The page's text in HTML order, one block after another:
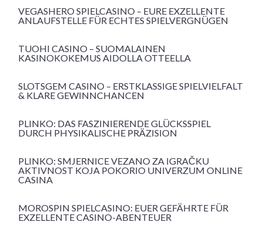
VEGASHERO SPIELCASINO – EURE EXZELLENTE
ANLAUFSTELLE FÜR ECHTES SPIELVERGNÜGEN
TUOHI CASINO – SUOMALAINEN
KASINOKOKEMUS AIDOLLA OTTEELLA
SLOTSGEM CASINO – ERSTKLASSIGE SPIELVIELFALT
& KLARE GEWINNCHANCEN
PLINKO: DAS FASZINIERENDE GLÜCKSSPIEL
DURCH PHYSIKALISCHE PRÄZISION
PLINKO: SMJERNICE VEZANO ZA IGRAČKU
AKTIVNOST KOJA POKORIO UNIVERZUM ONLINE
CASINA
MOROSPIN SPIELCASINO: EUER GEFÄHRTE FÜR
EXZELLENTE CASINO-ABENTEUER